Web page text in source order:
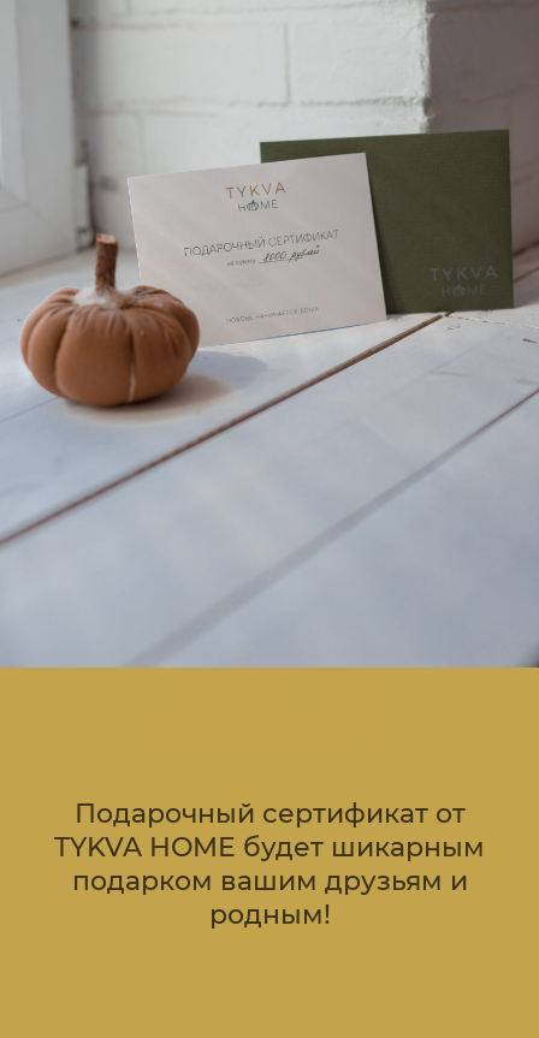
Подарочный сертификат от
TYKVA HOME будет шикарным
подарком вашим друзьям и
родным!